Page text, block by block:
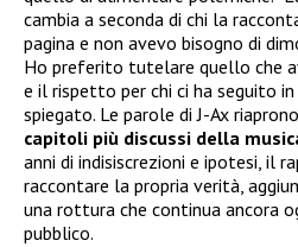
cambia a seconda di chi la
pagina e non avevo bisogno di
Ho preferito tutelare quello che
e il rispetto per chi ci ha seguito
spiegato. Le parole di J-Ax
capitoli più discussi della
anni di indisiscrezioni e ipotesi, il
raccontare la propria verità,
una rottura che continua ancora
pubblico.